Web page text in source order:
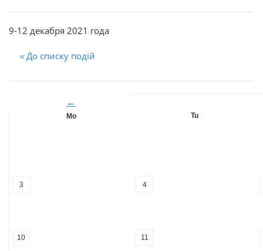
9-12 декабря 2021 года
« До списку подій
←
Mo Tu
3 4
10 11